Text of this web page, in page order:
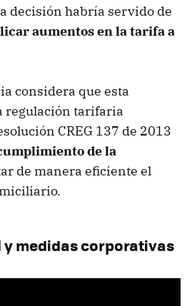
decisión habría servido de
aumentos en la tarifa a
considera que esta
regulación tarifaria
CREG 137 de 2013
de la
de manera eficiente el
medidas corporativas